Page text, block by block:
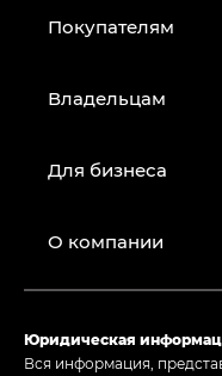
Покупателям
Владельцам
Для бизнеса
О компании
Юридическая
Вся информация,